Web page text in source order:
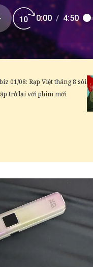
0:00 / 4:50
01/08: Rạp Việt tháng 8 sôi
trở lại với phim mới